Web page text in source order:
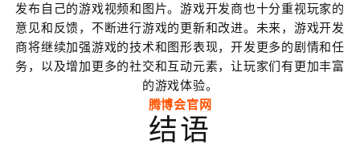
发布自己的游戏视频和图片。游戏开发商也十分重视玩家的
意见和反馈，不断进行游戏的更新和改进。未来，游戏开发
商将继续加强游戏的技术和图形表现，开发更多的剧情和任
务，以及增加更多的社交和互动元素，让玩家们有更加丰富
的游戏体验。
腾博会官网
结语